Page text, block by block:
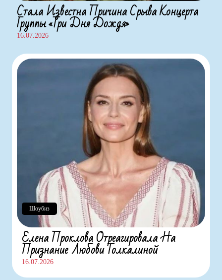
Стала Известна Причина Срыва Концерта
Группы «Три Дня Дождя»
16.07.2026
Елена Проклова Отреагировала На
Признание Любови Толкалиной
16.07.2026
Шоубиз